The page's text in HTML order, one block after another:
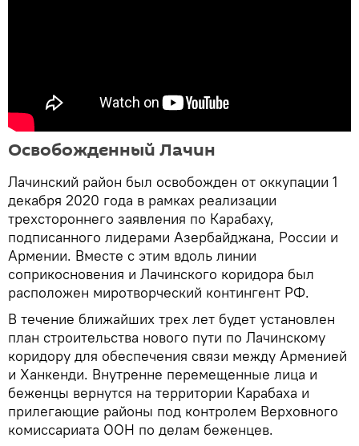
Освобожденный Лачин
Лачинский район был освобожден от оккупации 1
декабря 2020 года в рамках реализации
трехстороннего заявления по Карабаху,
подписанного лидерами Азербайджана, России и
Армении. Вместе с этим вдоль линии
соприкосновения и Лачинского коридора был
расположен миротворческий контингент РФ.
В течение ближайших трех лет будет установлен
план строительства нового пути по Лачинскому
коридору для обеспечения связи между Арменией
и Ханкенди. Внутренне перемещенные лица и
беженцы вернутся на территории Карабаха и
прилегающие районы под контролем Верховного
комиссариата ООН по делам беженцев.